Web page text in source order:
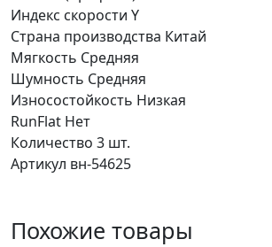
Индекс скорости Y
Страна производства Китай
Мягкость Средняя
Шумность Средняя
Износостойкость Низкая
RunFlat Нет
Количество 3 шт.
Артикул вн-54625
Похожие товары